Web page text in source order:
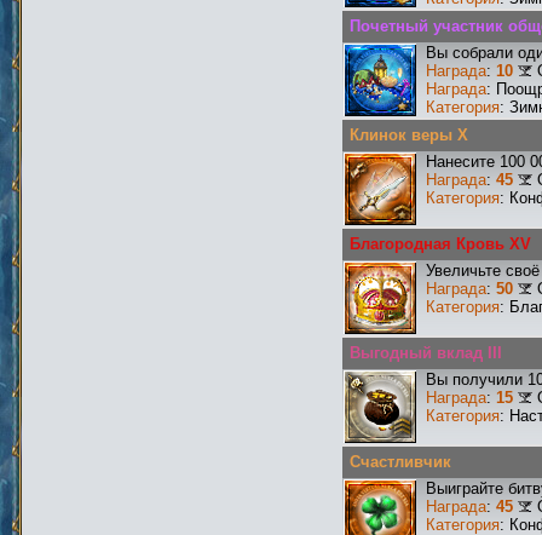
Почетный участник
Вы собрали
Награда: 10
Награда:
Категория:
Клинок веры X
Нанесите 100
Награда: 45
Категория:
Благородная Кровь XV
Увеличьте
Награда: 50
Категория:
Выгодный вклад III
Вы получили
Награда: 15
Категория:
Счастливчик
Выиграйте
Награда: 45
Категория: